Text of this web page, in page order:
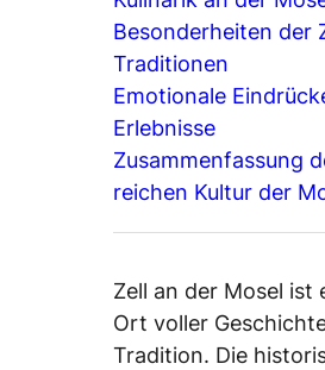
Besonderheiten der
Traditionen
Emotionale
Erlebnisse
Zusammenfassung
reichen Kultur der
Zell an der Mosel ist
Ort voller
Tradition. Die